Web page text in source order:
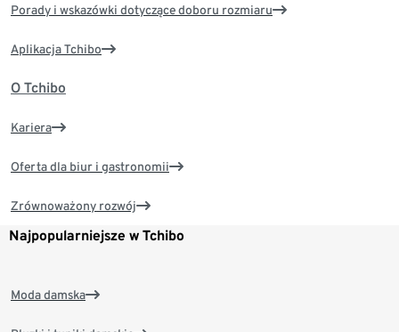
Porady i wskazówki dotyczące doboru rozmiaru
Aplikacja Tchibo
O Tchibo
Kariera
Oferta dla biur i gastronomii
Zrównoważony rozwój
Najpopularniejsze w Tchibo
Moda damska